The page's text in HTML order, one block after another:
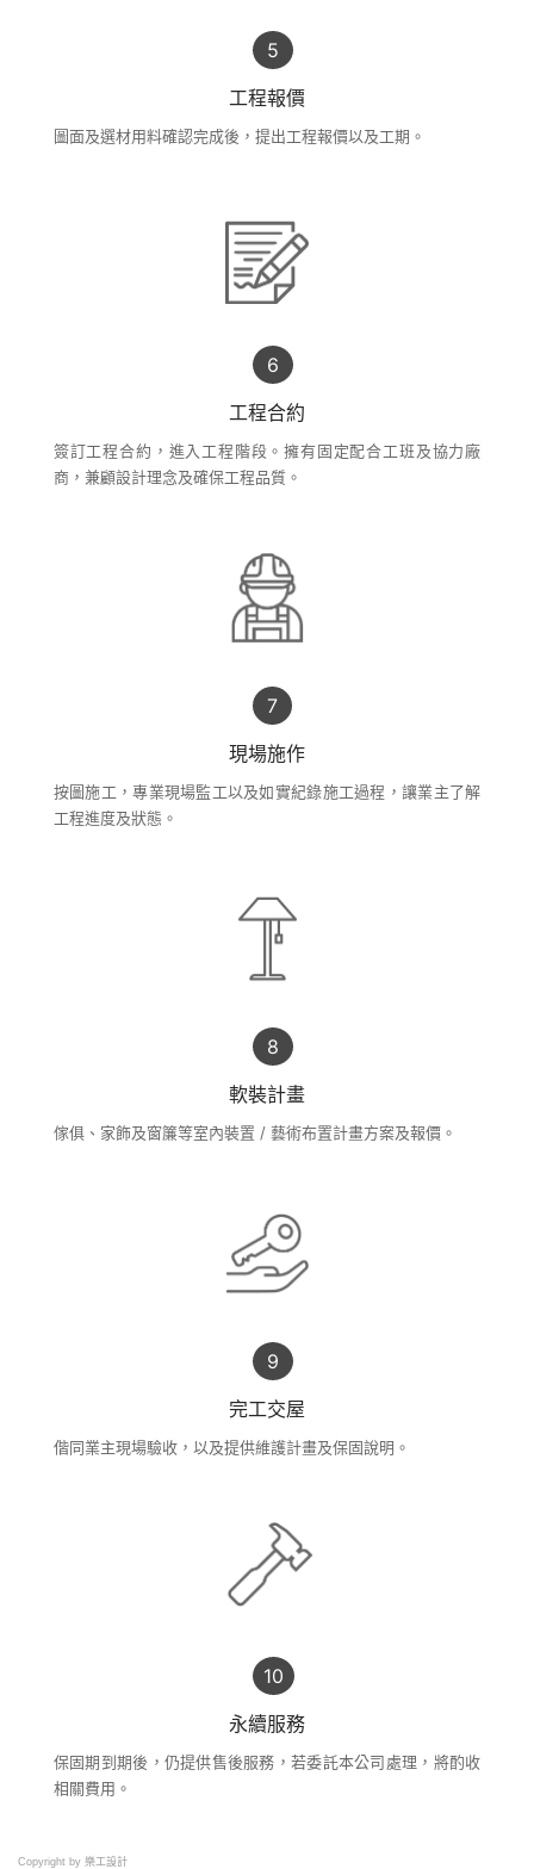
工程報價
圖面及選材用料確認完成後，提出工程報價以及工期。
工程合約
簽訂工程合約，進入工程階段。擁有固定配合工班及協力廠
商，兼顧設計理念及確保工程品質。
現場施作
按圖施工，專業現場監工以及如實紀錄施工過程，讓業主了解
工程進度及狀態。
軟裝計畫
傢俱、家飾及窗簾等室內裝置 / 藝術布置計畫方案及報價。
完工交屋
偕同業主現場驗收，以及提供維護計畫及保固說明。
永續服務
保固期到期後，仍提供售後服務，若委託本公司處理，將酌收
相關費用。
Copyright by 樂工設計